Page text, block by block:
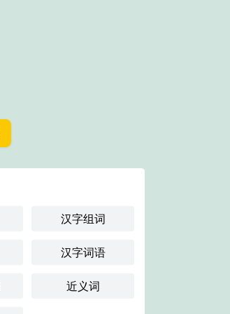
汉字组词
汉字词语
近义词